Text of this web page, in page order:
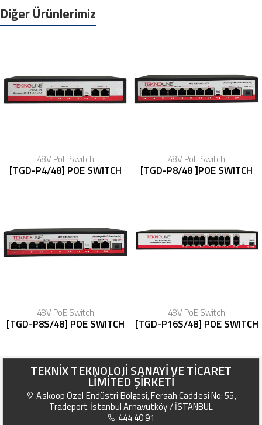
Diğer Ürünlerimiz
48V PoE Switch
[TGD-P4/48] POE SWITCH
48V PoE Switch
[TGD-P8/48 ]POE SWITCH
48V PoE Switch
[TGD-P8S/48] POE SWITCH
48V PoE Switch
[TGD-P16S/48] POE SWITCH
TEKNİX TEKNOLOJİ SANAYİ VE TİCARET
LİMİTED ŞİRKETİ
Askoop Özel Endüstri Bölgesi, Fersah Caddesi No: 55,
Tradeport İstanbul Arnavutköy / İSTANBUL
444 40 91